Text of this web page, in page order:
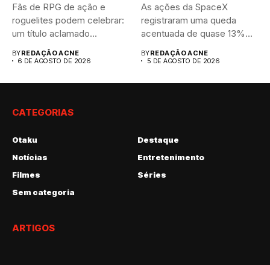
Fãs de RPG de ação e
roguelites podem celebrar:
um título aclamado...
BYREDAÇÃO ACNE
6 DE AGOSTO DE 2026
As ações da SpaceX
registraram uma queda
acentuada de quase 13%
BYREDAÇÃO ACNE
5 DE AGOSTO DE 2026
CATEGORIAS
Otaku
Destaque
Notícias
Entretenimento
Filmes
Séries
Sem categoria
ARTIGOS